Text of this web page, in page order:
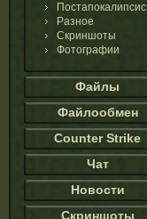
Постапокалипсис
Разное
Скриншоты
Фотографии
Файлы
Файлообмен
Counter Strike
Чат
Новости
Скриншоты